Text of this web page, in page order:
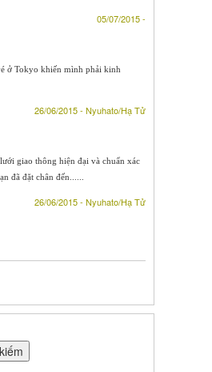
05/07/2015 -
ở Tokyo khiến mình phải kinh
26/06/2015 - Nyuhato/Hạ Tử
giao thông hiện đại và chuẩn xác
đã đặt chân đến......
26/06/2015 - Nyuhato/Hạ Tử